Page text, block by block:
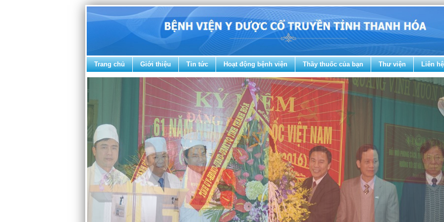
Trang chủ Giới thiệu Tin tức Hoạt động bệnh viện Thầy thuốc của bạn Thư viện Liên hệ